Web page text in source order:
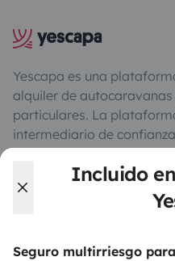
Incluido
Seguro multirriesgo
Yescapa es una
alquiler de
particulares. La
intermediario de
llave en mano para unas
seguridad.
3.84/5 sobre 1170